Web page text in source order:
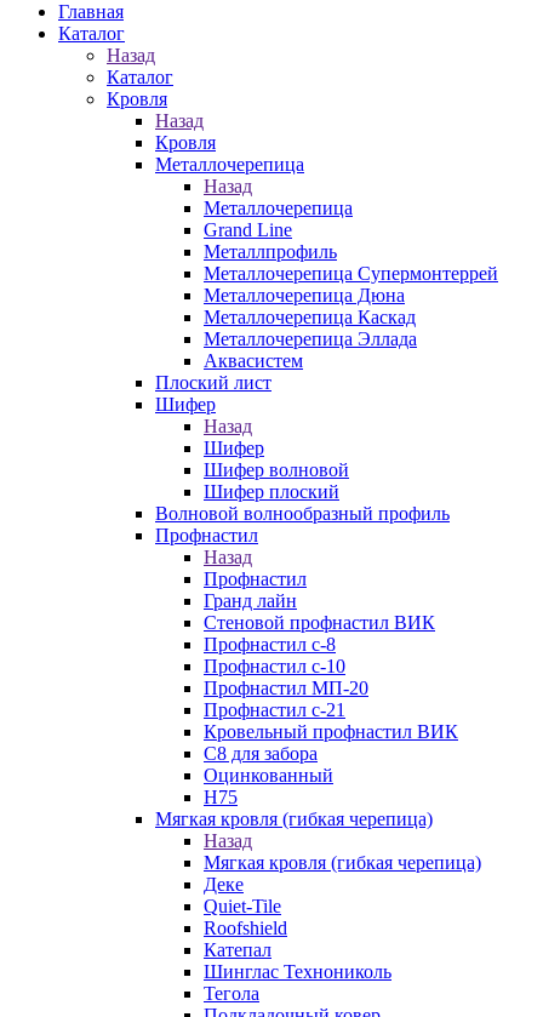
Главная
Каталог
Назад
Каталог
Кровля
Назад
Кровля
Металлочерепица
Назад
Металлочерепица
Grand Line
Металлпрофиль
Металлочерепица Супермонтеррей
Металлочерепица Дюна
Металлочерепица Каскад
Металлочерепица Эллада
Аквасистем
Плоский лист
Шифер
Назад
Шифер
Шифер волновой
Шифер плоский
Волновой волнообразный профиль
Профнастил
Назад
Профнастил
Гранд лайн
Стеновой профнастил ВИК
Профнастил с-8
Профнастил с-10
Профнастил МП-20
Профнастил с-21
Кровельный профнастил ВИК
С8 для забора
Оцинкованный
Н75
Мягкая кровля (гибкая черепица)
Назад
Мягкая кровля (гибкая черепица)
Деке
Quiet-Tile
Roofshield
Катепал
Шинглас Технониколь
Тегола